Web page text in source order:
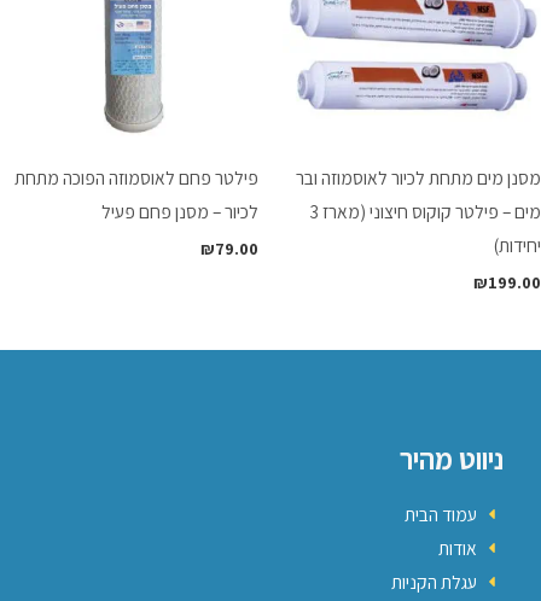
מסנן מים מתחת לכיור לאוסמוזה ובר
מים – פילטר קוקוס חיצוני (מארז 3
יחידות)
₪199.00
פילטר פחם לאוסמוזה הפוכה מתחת
לכיור – מסנן פחם פעיל
₪79.00
ניווט מהיר
עמוד הבית
אודות
עגלת הקניות